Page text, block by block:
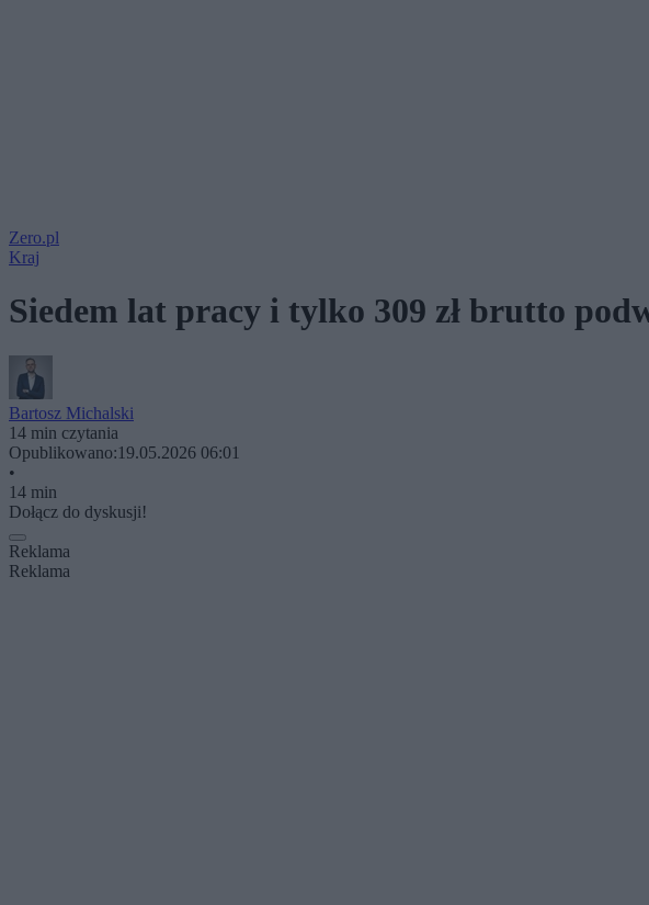
Zero.pl
Kraj
Siedem lat pracy i tylko 309 zł brutto
Bartosz Michalski
14 min czytania
Opublikowano:19.05.2026 06:01
•
14 min
Dołącz do dyskusji!
Reklama
Reklama